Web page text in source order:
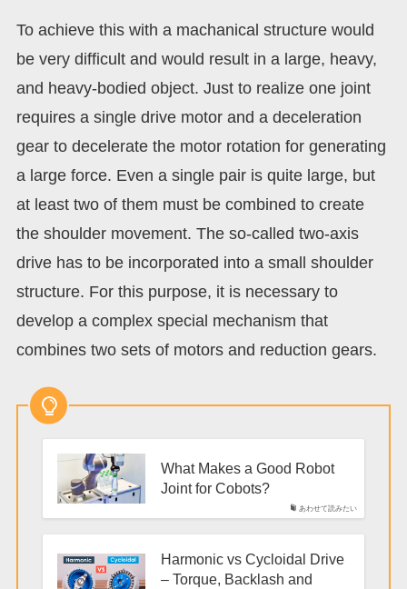
To achieve this with a machanical structure would
be very difficult and would result in a large, heavy,
and heavy-bodied object. Just to realize one joint
requires a single drive motor and a deceleration
gear to decelerate the motor rotation for generating
a large force. Even a single pair is quite large, but
at least two of them must be combined to create
the shoulder movement. The so-called two-axis
drive has to be incorporated into a small shoulder
structure. For this purpose, it is necessary to
develop a complex special mechanism that
combines two sets of motors and reduction gears.
あわせて読みたい
What Makes a Good Robot
Joint for Cobots?
Harmonic vs Cycloidal Drive
– Torque, Backlash and